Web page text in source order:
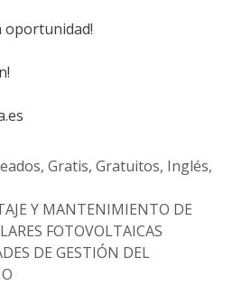
oportunidad!
, Gratis, Gratuitos, Inglés,
Y MANTENIMIENTO DE
FOTOVOLTAICAS
DE GESTIÓN DEL